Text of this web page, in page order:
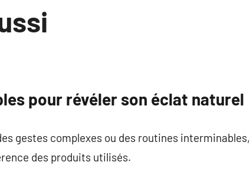
pour révéler son éclat naturel
gestes complexes ou des routines interminables,
des produits utilisés.